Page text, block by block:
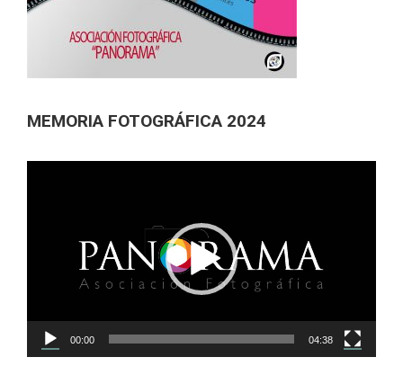
MEMORIA FOTOGRÁFICA 2024
00:00 04:38